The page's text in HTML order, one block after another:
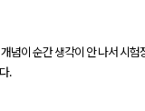
념이 순간 생각이 안 나서 시
.